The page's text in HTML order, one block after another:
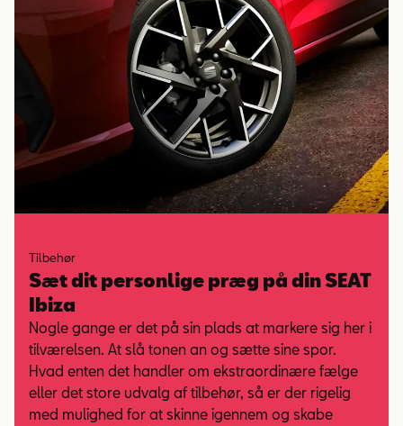
Tilbehør
Sæt dit personlige præg på din SEAT
Ibiza
Nogle gange er det på sin plads at markere sig her i
tilværelsen. At slå tonen an og sætte sine spor.
Hvad enten det handler om ekstraordinære fælge
eller det store udvalg af tilbehør, så er der rigelig
med mulighed for at skinne igennem og skabe